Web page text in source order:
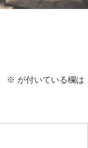
※ が付いている欄は